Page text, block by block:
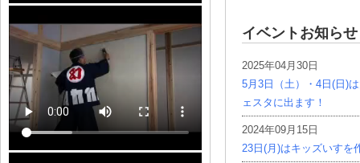
イベントお知らせ
2025年04月30日
5月3日（土）・4日(日)
ェスタに出ます！
2024年09月15日
23日(月)はキッズいすを